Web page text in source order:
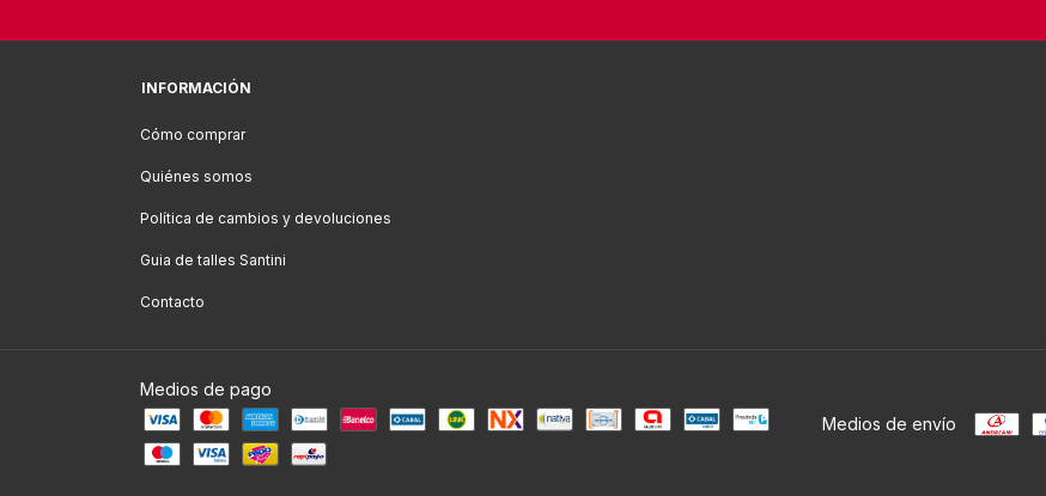
INFORMACIÓN
Cómo comprar
Quiénes somos
Política de cambios y devoluciones
Guia de talles Santini
Contacto
Medios de pago
Medios de envío